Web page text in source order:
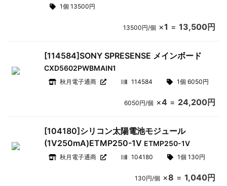
1個 13500円
13500円/個 ×1 = 13,500円
[114584]SONY SPRESENSE メインボード
CXD5602PWBMAIN1
秋月電子通商 114584 1個 6050円
6050円/個 ×4= 24,200円
[104180]シリコン太陽電池モジュール
(1V250mA)ETMP250-1V ETMP250-1V
秋月電子通商 104180 1個 130円
130円/個 ×8 = 1,040円